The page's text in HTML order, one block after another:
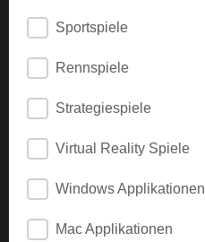
Sportspiele
Rennspiele
Strategiespiele
Virtual Reality Spiele
Windows Applikationen
Mac Applikationen